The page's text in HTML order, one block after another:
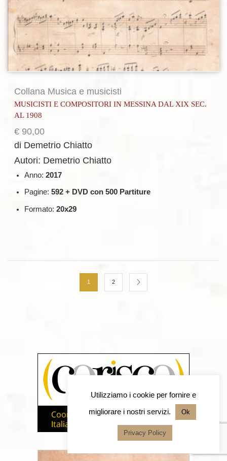
Collana Musica e musicisti
MUSICISTI E COMPOSITORI IN MESSINA DAL XIX SEC.
AL 1908
€ 90,00
di Demetrio Chiatto
Autori: Demetrio Chiatto
Anno: 2017
Pagine: 592 + DVD con 500 Partiture
Formato: 20x29
1 2
Utilizziamo i cookie per fornire e
migliorare i nostri servizi.
Ok
Privacy Policy